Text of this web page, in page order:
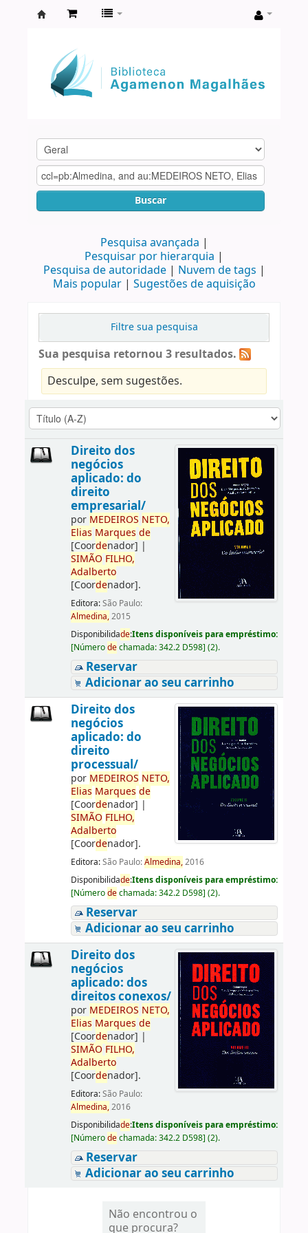
Agamenon
Magalhães
Buscar
Pesquisa avançada
Pesquisar por hierarquia
Pesquisa de autoridade
Nuvem de tags
Mais popular
Sugestões de aquisição
Filtre sua pesquisa
Sua pesquisa retornou 3 resultados.
Desculpe, sem sugestões.
Direito dos
negócios
aplicado: do
direito
empresarial/
por MEDEIROS NETO,
Elias Marques de
[Coordenador] |
SIMÃO FILHO,
Adalberto
[Coordenador].
Editora:São Paulo:
Almedina,2015
Disponibilidade:Itens disponíveis para empréstimo:
[Númerodechamada:342.2 D598] (2).
Reservar
Adicionar ao seu carrinho
Direito dos
negócios
aplicado: do
direito
processual/
por MEDEIROS NETO,
Elias Marques de
[Coordenador] |
SIMÃO FILHO,
Adalberto
[Coordenador].
Editora:São Paulo:Almedina,2016
Disponibilidade:Itens disponíveis para empréstimo:
[Númerodechamada:342.2 D598] (2).
Reservar
Adicionar ao seu carrinho
Direito dos
negócios
aplicado: dos
direitos conexos/
por MEDEIROS NETO,
Elias Marques de
[Coordenador] |
SIMÃO FILHO,
Adalberto
[Coordenador].
Editora:São Paulo:
Almedina,2016
Disponibilidade:Itens disponíveis para empréstimo:
[Númerodechamada:342.2 D598] (2).
Reservar
Adicionar ao seu carrinho
Não encontrou o
que procura?